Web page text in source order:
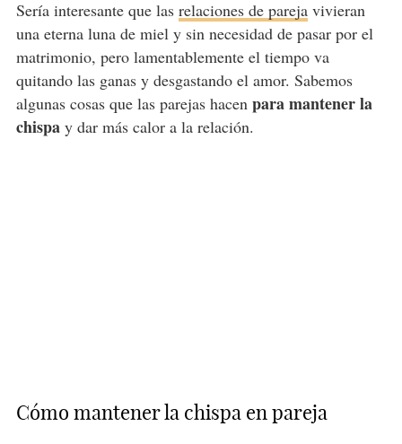
Sería interesante que las relaciones de parejavivieran
una eterna luna de miel y sin necesidad de pasar por el
matrimonio, pero lamentablemente el tiempo va
quitando las ganas y desgastando el amor. Sabemos
algunas cosas que las parejas hacenpara mantener la
chispay dar más calor a la relación.
Cómo mantener la chispa en pareja